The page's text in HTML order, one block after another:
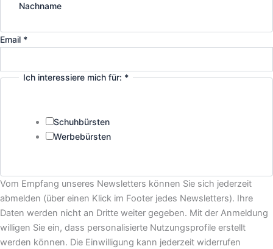
Nachname
Email *
Ich interessiere mich für: *
Schuhbürsten
Werbebürsten
für:
Ich
Email
Vom Empfang unseres Newsletters können Sie sich jederzeit
abmelden (über einen Klick im Footer jedes Newsletters). Ihre
Daten werden nicht an Dritte weiter gegeben. Mit der Anmeldung
willigen Sie ein, dass personalisierte Nutzungsprofile erstellt
werden können. Die Einwilligung kann jederzeit widerrufen